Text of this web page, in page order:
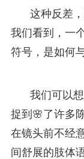
这种反差
我们看到，一
符号，是如何
我们可以
捉到🌸了许多
在镜头前不经
间舒展的肢体